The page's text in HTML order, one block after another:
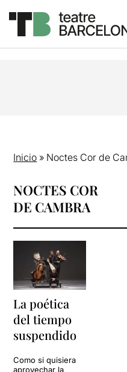
Inicio » Noctes Cor de
NOCTES COR
DE CAMBRA
La poética
del tiempo
suspendido
Como si quisiera
aprovechar la